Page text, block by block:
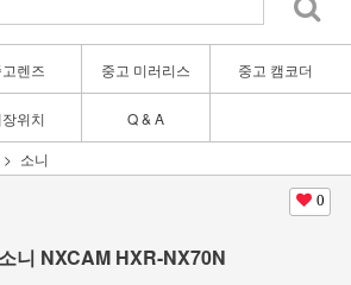
렌즈 중고 미러리스 중고 캠코더
위치
Q & A
소니
0
니 NXCAM HXR-NX70N